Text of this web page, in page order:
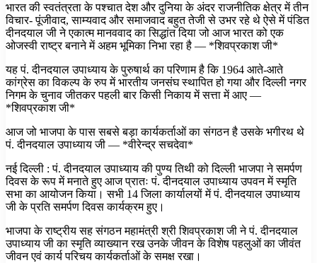
भारत की स्वतंत्रता के पश्चात देश और दुनिया के अंदर राजनीतिक क्षेत्र में तीन
विचार- पूंजीवाद, साम्यवाद और समाजवाद बहुत तेजी से उभर रहे थे ऐसे में पंडित
दीनदयाल जी ने एकात्म मानववाद का सिद्धांत दिया जो आज भारत को एक
ओजस्वी राष्ट्र बनाने में अहम भूमिका निभा रहा है — *शिवप्रकाश जी*
यह पं. दीनदयाल उपाध्याय के पुरुषार्थ का परिणाम है कि 1964 आते-आते
कांग्रेस का विकल्प के रुप में भारतीय जनसंघ स्थापित हो गया और दिल्ली नगर
निगम के चुनाव जीतकर पहली बार किसी निकाय में सत्ता में आए —
*शिवप्रकाश जी*
आज जो भाजपा के पास सबसे बड़ा कार्यकर्ताओं का संगठन है उसके भगीरथ थे
पं. दीनदयाल उपाध्याय जी — *वीरेन्द्र सचदेवा*
नई दिल्ली : पं. दीनदयाल उपाध्याय की पुण्य तिथी को दिल्ली भाजपा ने समर्पण
दिवस के रूप में मनाते हुए आज प्रातः पं. दीनदयाल उपाध्याय उपवन में स्मृति
सभा का आयोजन किया। सभी 14 जिला कार्यालयों में पं. दीनदयाल उपाध्याय
जी के प्रति समर्पण दिवस कार्यक्रम हुए।
भाजपा के राष्ट्रीय सह संगठन महामंत्री श्री शिवप्रकाश जी ने पं. दीनदयाल
उपाध्याय जी का स्मृति व्याख्यान रख उनके जीवन के विशेष पहलुओं का जीवंत
जीवन एवं कार्य परिचय कार्यकर्ताओं के समक्ष रखा।